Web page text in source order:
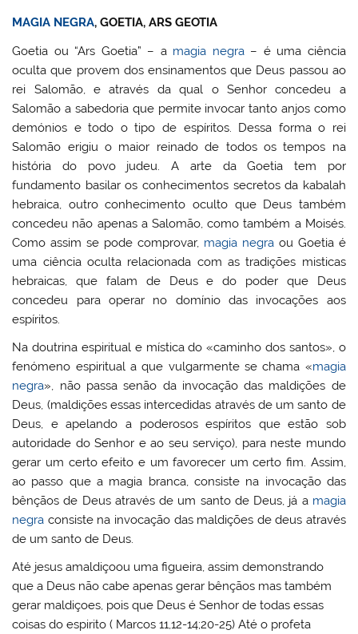
MAGIA NEGRA, GOETIA, ARS GEOTIA
Goetia ou “Ars Goetia” – a magia negra– é uma ciência
oculta que provem dos ensinamentos que Deus passou ao
rei Salomão, e através da qual o Senhor concedeu a
Salomão a sabedoria que permite invocar tanto anjos como
demónios e todo o tipo de espíritos. Dessa forma o rei
Salomão erigiu o maior reinado de todos os tempos na
história do povo judeu. A arte da Goetia tem por
fundamento basilar os conhecimentos secretos da kabalah
hebraica, outro conhecimento oculto que Deus também
concedeu não apenas a Salomão, como também a Moisés.
Como assim se pode comprovar, magia negraou Goetia é
uma ciência oculta relacionada com as tradições misticas
hebraicas, que falam de Deus e do poder que Deus
concedeu para operar no domínio das invocações aos
espíritos.
Na doutrina espiritual e mística do «caminho dos santos», o
fenómeno espiritual a que vulgarmente se chama «magia
negra», não passa senão da invocação das maldições de
Deus, (maldições essas intercedidas através de um santo de
Deus, e apelando a poderosos espíritos que estão sob
autoridade do Senhor e ao seu serviço), para neste mundo
gerar um certo efeito e um favorecer um certo fim. Assim,
ao passo que a magia branca, consiste na invocação das
bênçãos de Deus através de um santo de Deus, já a magia
negra consiste na invocação das maldições de deus através
de um santo de Deus.
Até jesus amaldiçoou uma figueira, assim demonstrando
que a Deus não cabe apenas gerar bênçãos mas também
gerar maldiçoes, pois que Deus é Senhor de todas essas
coisas do espirito ( Marcos 11,12-14;20-25) Até o profeta